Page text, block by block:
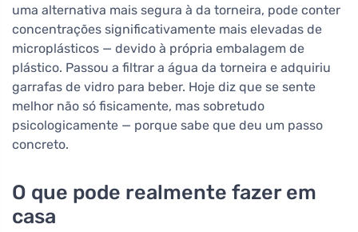
uma alternativa mais segura à da torneira, pode conter
concentrações significativamente mais elevadas de
microplásticos — devido à própria embalagem de
plástico. Passou a filtrar a água da torneira e adquiriu
garrafas de vidro para beber. Hoje diz que se sente
melhor não só fisicamente, mas sobretudo
psicologicamente — porque sabe que deu um passo
concreto.
O que pode realmente fazer em
casa